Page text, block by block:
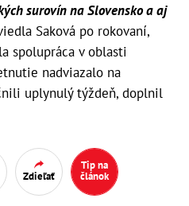
surovín na Slovensko a aj
Saková po rokovaní,
spolupráca v oblasti
nadviazalo na
uplynulý týždeň, doplnil
Zdieľať
Tip na
článok